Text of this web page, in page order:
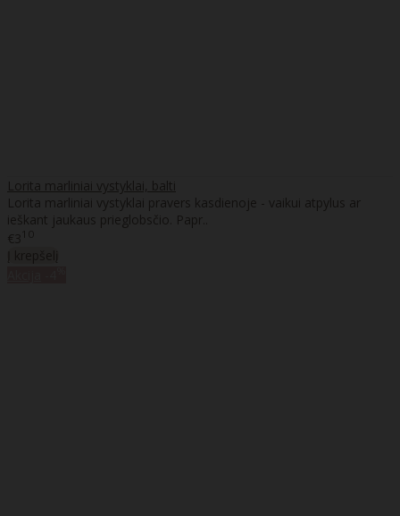
Lorita marliniai vystyklai, balti
Lorita marliniai vystyklai pravers kasdienoje - vaikui atpylus ar
ieškant jaukaus prieglobsčio. Papr..
€3 10